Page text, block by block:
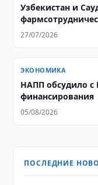
​​​​​​​Узбекистан и
27/07/2026
ЭКОНОМИКА
НАПП обсудило с
финансирования
05/08/2026
ПОСЛЕДНИЕ